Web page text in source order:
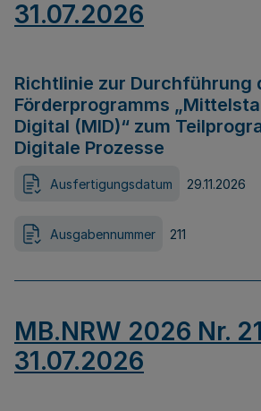
31.07.2026
Richtlinie zur Durchführung
Förderprogramms
Digital (MID)“ zum
Digitale Prozesse
Ausfertigungsdatum 29.11.2026
Ausgabennummer 211
MB.NRW 2026 Nr.
31.07.2026